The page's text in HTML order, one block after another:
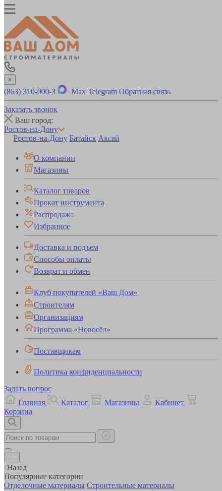
×
(863) 310-000-3 Max Telegram Обратная связь
Заказать звонок
Ваш город:
Ростов-на-Дону
Ростов-на-Дону Батайск Аксай
О компании
Магазины
Каталог товаров
Прокат инструмента
Распродажа
Избранное
Доставка и подъем
Способы оплаты
Возврат и обмен
Клуб покупателей «Ваш Дом»
Строителям
Организациям
Программа «Новосёл»
Поставщикам
Политика конфиденциальности
Задать вопрос
Главная
Каталог Магазины
Кабинет
Корзина
Назад
Популярные категории
Отделочные материалы Строительные материалы